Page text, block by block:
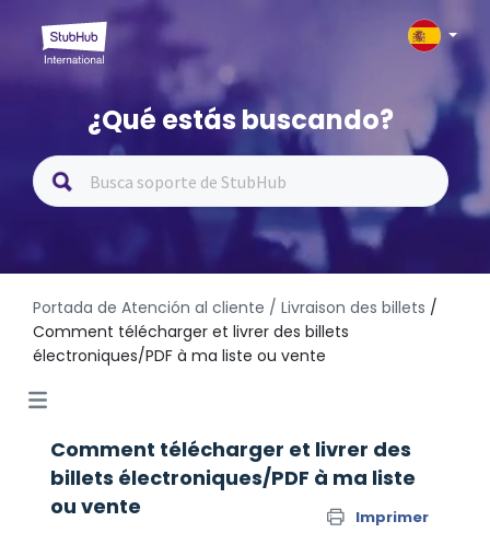
¿Qué estás buscando?
Portada de Atención al cliente / Livraison des billets /
Comment télécharger et livrer des billets
électroniques/PDF à ma liste ou vente
Comment télécharger et livrer des
billets électroniques/PDF à ma liste
ou vente
Imprimer